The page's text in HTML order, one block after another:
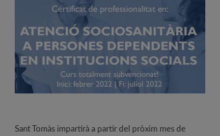
Sant Tomàs impartirà a partir del pròxim mes de